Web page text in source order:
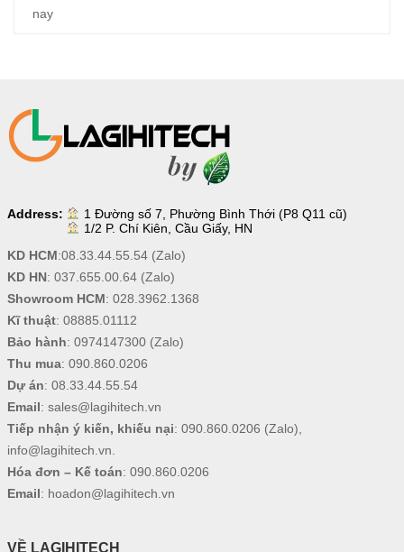
nay
Address:
1 Đường số 7, Phường Bình Thới (P8 Q11 cũ)
1/2 P. Chí Kiên, Cầu Giấy, HN
KD HCM:08.33.44.55.54(Zalo)
KD HN: 037.655.00.64(Zalo)
Showroom HCM: 028.3962.1368
Kĩ thuật: 08885.01112
Bảo hành: 0974147300(Zalo)
Thu mua: 090.860.0206
Dự án: 08.33.44.55.54
Email: sales@lagihitech.vn
Tiếp nhận ý kiến, khiếu nại: 090.860.0206 (Zalo),
info@lagihitech.vn
Hóa đơn – Kế toán: 090.860.0206
Email: hoadon@lagihitech.vn
VỀ LAGIHITECH